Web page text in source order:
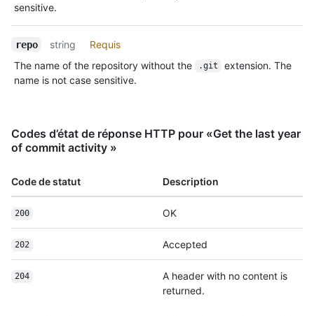
sensitive.
repo string
Requis
The name of the repository without the
.git
extension. The
name is not case sensitive.
Codes d’état de réponse HTTP pour «Get the last year
of commit activity »
Code de statut Description
200 OK
202 Accepted
204
A header with no content is
returned.